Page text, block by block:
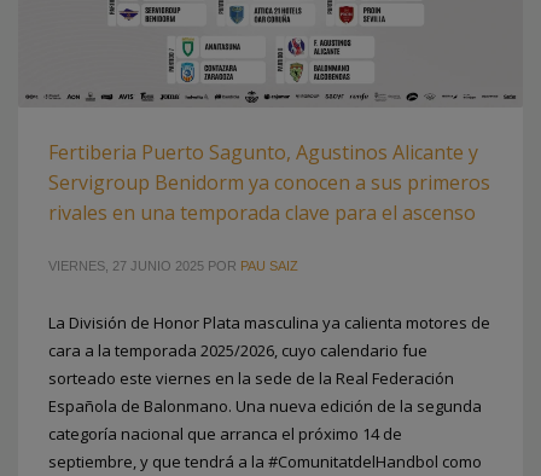
Fertiberia Puerto Sagunto, Agustinos Alicante y
Servigroup Benidorm ya conocen a sus primeros
rivales en una temporada clave para el ascenso
VIERNES, 27 JUNIO 2025 POR PAU SAIZ
La División de Honor Plata masculina ya calienta motores de
cara a la temporada 2025/2026, cuyo calendario fue
sorteado este viernes en la sede de la Real Federación
Española de Balonmano. Una nueva edición de la segunda
categoría nacional que arranca el próximo 14 de
septiembre, y que tendrá a la #ComunitatdelHandbol como